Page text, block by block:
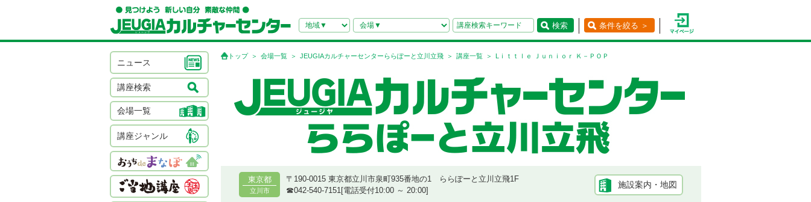
検索 条件を絞る ＞
ニュース
講座検索
会場一覧
講座ジャンル
トップ 会場一覧 JEUGIAカルチャーセンターららぽーと立川立飛 講座一覧 Lｉｔｔｌｅ Ｊｕｎｉｏｒ Ｋ－ＰＯＰ
東京都
立川市
〒190-0015 東京都立川市泉町935番地の1 ららぽーと立川立飛1F
☎︎042-540-7151[電話受付10:00 ～ 20:00]
施設案内・地図